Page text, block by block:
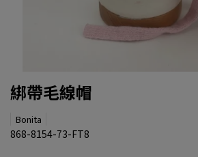
綁帶毛線帽
Bonita
868-8154-73-FT8